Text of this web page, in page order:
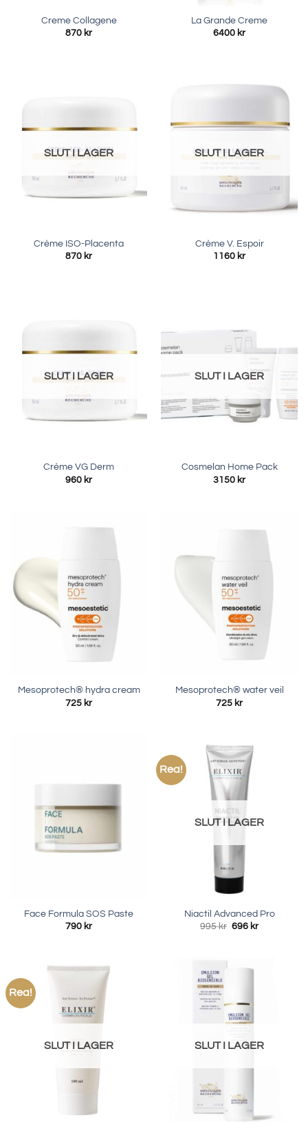
Creme Collagene
870 kr
La Grande Creme
6400 kr
SLUT I LAGER
Crème ISO-Placenta
870 kr
SLUT I LAGER
Crème V. Espoir
1160 kr
SLUT I LAGER
Crème VG Derm
960 kr
SLUT I LAGER
Cosmelan Home Pack
3150 kr
Mesoprotech® hydra cream
725 kr
Mesoprotech® water veil
725 kr
Face Formula SOS Paste
790 kr
Rea!
SLUT I LAGER
Niactil Advanced Pro
995kr Det
696 krDet
Rea!
SLUT I LAGER SLUT I LAGER